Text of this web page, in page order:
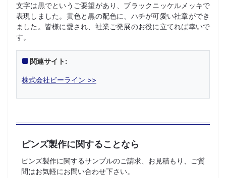
文字は黒でというご要望があり、ブラックニッケルメッキで
表現しました。黄色と黒の配色に、ハチが可愛い社章ができ
ました。皆様に愛され、社業ご発展のお役に立てれば幸いで
す。
関連サイト:
株式会社ビーライン >>
ピンズ製作に関することなら
ピンズ製作に関するサンプルのご請求、お見積もり、ご質
問はお気軽にお問い合わせ下さい。